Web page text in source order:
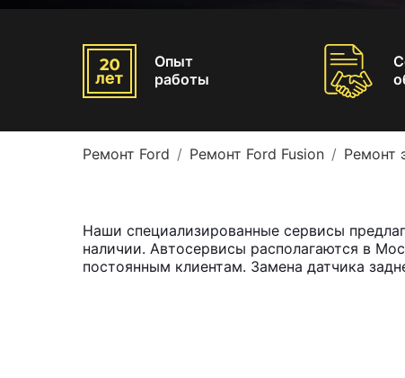
Опыт
работы
Ремонт Ford Ремонт Ford Fusion Ремонт
Наши специализированные сервисы
наличии. Автосервисы располагаются в
постоянным клиентам. Замена датчика